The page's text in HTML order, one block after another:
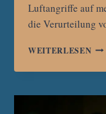
Luftangriffe auf
die Verurteilung
WEITERLESEN